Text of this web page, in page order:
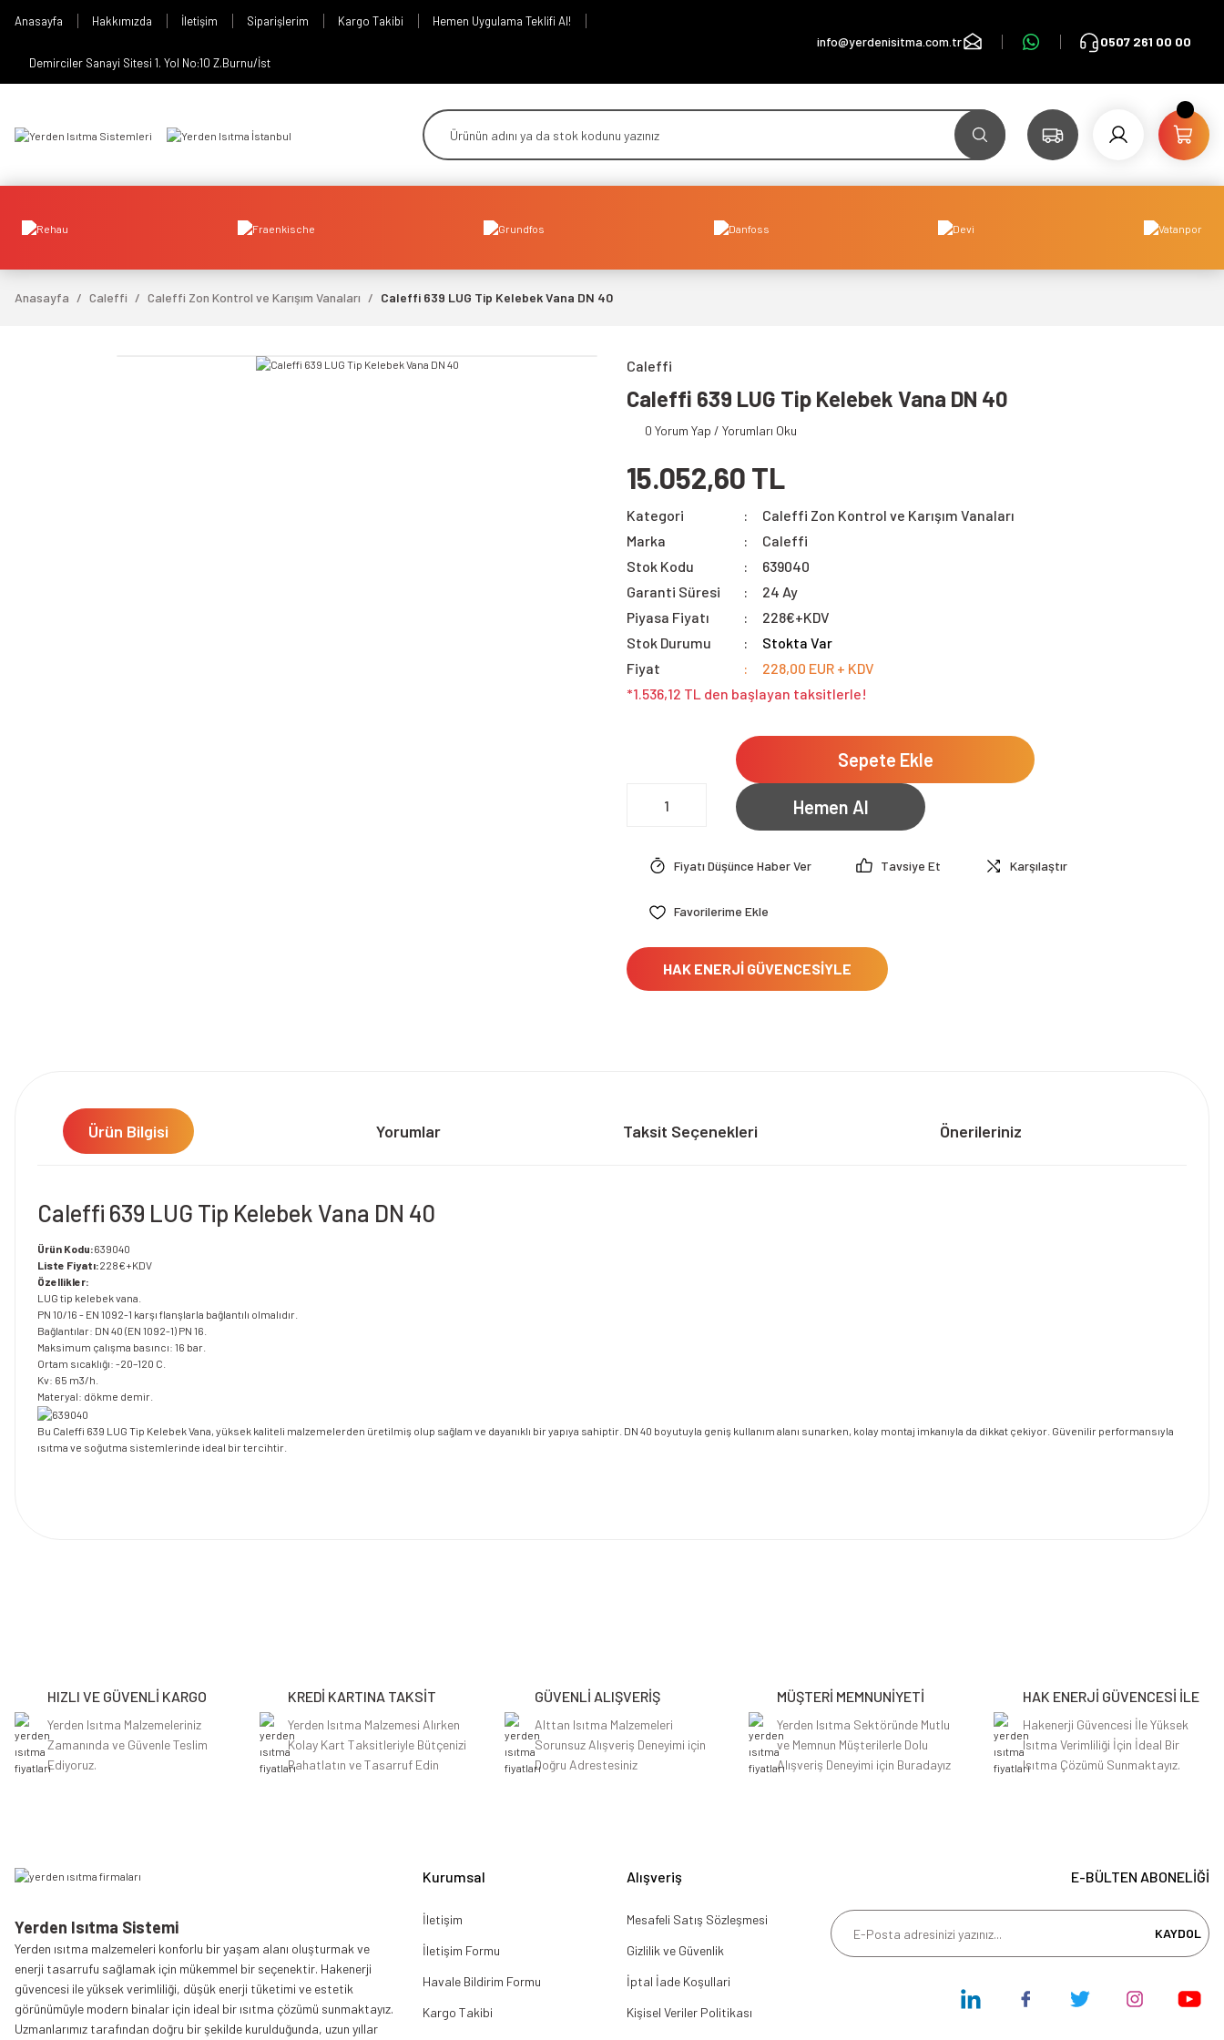
Anasayfa Hakkımızda İletişim Siparişlerim Kargo Takibi Hemen Uygulama Teklifi Al!
Demirciler Sanayi Sitesi 1. Yol No:10 Z.Burnu/İst
info@yerdenisitma.com.tr 0507 261 00 00
Anasayfa Caleffi Caleffi Zon Kontrol ve Karışım Vanaları Caleffi 639 LUG Tip Kelebek Vana DN 40
Caleffi
Caleffi 639 LUG Tip Kelebek Vana DN 40
0 Yorum Yap / Yorumları Oku
15.052,60 TL
Kategori
Caleffi Zon Kontrol ve Karışım Vanaları
Marka
Caleffi
Stok Kodu
639040
Garanti Süresi
24 Ay
Piyasa Fiyatı
228€+KDV
Stok Durumu
Stokta Var
Fiyat
228,00 EUR + KDV
*1.536,12 TL den başlayan taksitlerle!
Sepete Ekle
Hemen Al
Fiyatı Düşünce Haber Ver Tavsiye Et Karşılaştır
HAK ENERJİ GÜVENCESİYLE
Ürün Bilgisi Yorumlar Taksit Seçenekleri Önerileriniz
Caleffi 639 LUG Tip Kelebek Vana DN 40
Ürün Kodu:639040
Liste Fiyatı:228€+KDV
Özellikler:
LUG tip kelebek vana.
PN 10/16 - EN 1092-1 karşı flanşlarla bağlantılı olmalıdır.
Bağlantılar: DN 40 (EN 1092-1) PN 16.
Maksimum çalışma basıncı: 16 bar.
Ortam sıcaklığı: -20–120 C.
Kv: 65 m3/h.
Materyal: dökme demir.
Bu Caleffi 639 LUG Tip Kelebek Vana, yüksek kaliteli malzemelerden üretilmiş olup sağlam ve dayanıklı bir yapıya sahiptir. DN 40 boyutuyla geniş kullanım alanı sunarken, kolay montaj imkanıyla da dikkat çekiyor. Güvenilir performansıyla
ısıtma ve soğutma sistemlerinde ideal bir tercihtir.
Ürün bilgilerinde hatalar bulunuyor.
Ürün fiyatı diğer sitelerden daha pahalı.
Bu ürüne benzer farklı alternatifler olmalı.
HIZLI VE GÜVENLİ KARGO
Yerden Isıtma Malzemeleriniz
Zamanında ve Güvenle Teslim
Ediyoruz.
KREDİ KARTINA TAKSİT
Yerden Isıtma Malzemesi Alırken
Kolay Kart Taksitleriyle Bütçenizi
Rahatlatın ve Tasarruf Edin
GÜVENLİ ALIŞVERİŞ
Alttan Isıtma Malzemeleri
Sorunsuz Alışveriş Deneyimi için
Doğru Adrestesiniz
MÜŞTERİ MEMNUNİYETİ
Yerden Isıtma Sektöründe Mutlu
ve Memnun Müşterilerle Dolu
Alışveriş Deneyimi için Buradayız
HAK ENERJİ GÜVENCESİ İLE
Hakenerji Güvencesi İle Yüksek
Isıtma Verimliliği İçin İdeal Bir
Isıtma Çözümü Sunmaktayız.
Yerden Isıtma Sistemi
Yerden ısıtma malzemeleri konforlu bir yaşam alanı oluşturmak ve
enerji tasarrufu sağlamak için mükemmel bir seçenektir. Hakenerji
güvencesi ile yüksek verimliliği, düşük enerji tüketimi ve estetik
görünümüyle modern binalar için ideal bir ısıtma çözümü sunmaktayız.
Uzmanlarımız tarafından doğru bir şekilde kurulduğunda, uzun yıllar
Kurumsal
İletişim
İletişim Formu
Havale Bildirim Formu
Kargo Takibi
Alışveriş
Mesafeli Satış Sözleşmesi
Gizlilik ve Güvenlik
İptal İade Koşullari
Kişisel Veriler Politikası
E-BÜLTEN ABONELİĞİ
KAYDOL